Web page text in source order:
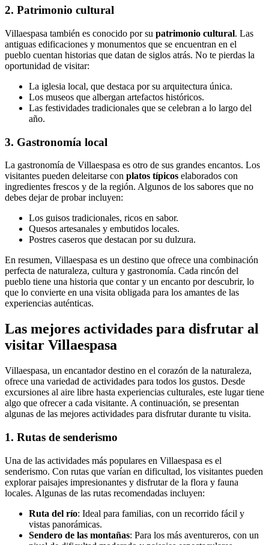
2. Patrimonio cultural
Villaespasa también es conocido por su patrimonio cultural. Las
antiguas edificaciones y monumentos que se encuentran en el
pueblo cuentan historias que datan de siglos atrás. No te pierdas la
oportunidad de visitar:
La iglesia local, que destaca por su arquitectura única.
Los museos que albergan artefactos históricos.
Las festividades tradicionales que se celebran a lo largo del
año.
3. Gastronomía local
La gastronomía de Villaespasa es otro de sus grandes encantos. Los
visitantes pueden deleitarse con platos típicos elaborados con
ingredientes frescos y de la región. Algunos de los sabores que no
debes dejar de probar incluyen:
Los guisos tradicionales, ricos en sabor.
Quesos artesanales y embutidos locales.
Postres caseros que destacan por su dulzura.
En resumen, Villaespasa es un destino que ofrece una combinación
perfecta de naturaleza, cultura y gastronomía. Cada rincón del
pueblo tiene una historia que contar y un encanto por descubrir, lo
que lo convierte en una visita obligada para los amantes de las
experiencias auténticas.
Las mejores actividades para disfrutar al
visitar Villaespasa
Villaespasa, un encantador destino en el corazón de la naturaleza,
ofrece una variedad de actividades para todos los gustos. Desde
excursiones al aire libre hasta experiencias culturales, este lugar tiene
algo que ofrecer a cada visitante. A continuación, se presentan
algunas de las mejores actividades para disfrutar durante tu visita.
1. Rutas de senderismo
Una de las actividades más populares en Villaespasa es el
senderismo. Con rutas que varían en dificultad, los visitantes pueden
explorar paisajes impresionantes y disfrutar de la flora y fauna
locales. Algunas de las rutas recomendadas incluyen:
Ruta del río: Ideal para familias, con un recorrido fácil y
vistas panorámicas.
Sendero de las montañas: Para los más aventureros, con un